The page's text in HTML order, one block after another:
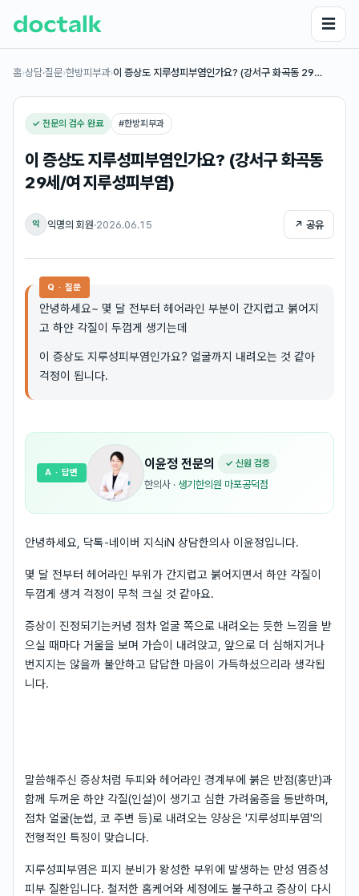
☰
홈›상담·질문›한방피부과›이 증상도 지루성피부염인가요? (강서구 화곡동 29…
✓ 전문의 검수 완료 #한방피부과
이 증상도 지루성피부염인가요? (강서구 화곡동
29세/여 지루성피부염)
익 익명의 회원·2026.06.15 ↗ 공유
Q · 질문
안녕하세요~ 몇 달 전부터 헤어라인 부분이 간지럽고 붉어지
고 하얀 각질이 두껍게 생기는데
이 증상도 지루성피부염인가요? 얼굴까지 내려오는 것 같아
걱정이 됩니다.
이윤정 전문의 ✓ 신원 검증
한의사 · 생기한의원 마포공덕점
A · 답변
안녕하세요, 닥톡-네이버 지식iN 상담한의사 이윤정입니다.
몇 달 전부터 헤어라인 부위가 간지럽고 붉어지면서 하얀 각질이
두껍게 생겨 걱정이 무척 크실 것 같아요.
증상이 진정되기는커녕 점차 얼굴 쪽으로 내려오는 듯한 느낌을 받
으실 때마다 거울을 보며 가슴이 내려앉고, 앞으로 더 심해지거나
번지지는 않을까 불안하고 답답한 마음이 가득하셨으리라 생각됩
니다.
말씀해주신 증상처럼 두피와 헤어라인 경계부에 붉은 반점(홍반)과
함께 두꺼운 하얀 각질(인설)이 생기고 심한 가려움증을 동반하며,
점차 얼굴(눈썹, 코 주변 등)로 내려오는 양상은 '지루성피부염'의
전형적인 특징이 맞습니다.
지루성피부염은 피지 분비가 왕성한 부위에 발생하는 만성 염증성
피부 질환입니다. 철저한 홈케어와 세정에도 불구하고 증상이 다시